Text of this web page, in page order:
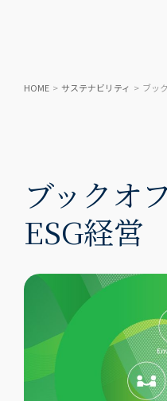
HOME > サステナビリティ > ブッ
ブックオ
ESG経営